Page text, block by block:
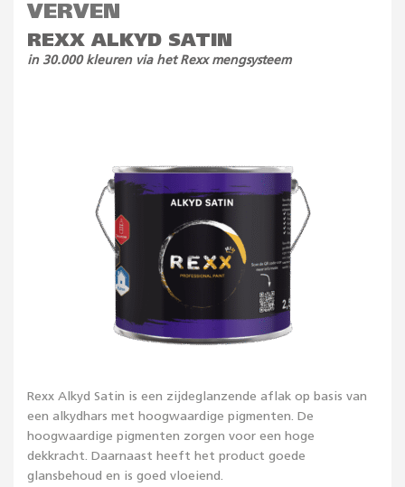
VERVEN
REXX ALKYD SATIN
in 30.000 kleuren via het Rexx mengsysteem
Rexx Alkyd Satin is een zijdeglanzende aflak op basis van
een alkydhars met hoogwaardige pigmenten. De
hoogwaardige pigmenten zorgen voor een hoge
dekkracht. Daarnaast heeft het product goede
glansbehoud en is goed vloeiend.